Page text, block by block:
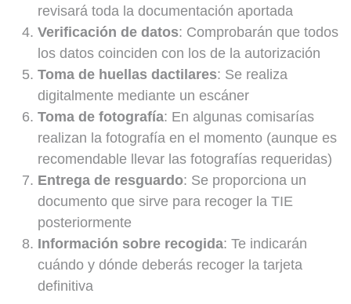
revisará toda la documentación aportada
Verificación de datos: Comprobarán que todos
los datos coinciden con los de la autorización
Toma de huellas dactilares: Se realiza
digitalmente mediante un escáner
Toma de fotografía: En algunas comisarías
realizan la fotografía en el momento (aunque es
recomendable llevar las fotografías requeridas)
Entrega de resguardo: Se proporciona un
documento que sirve para recoger la TIE
posteriormente
Información sobre recogida: Te indicarán
cuándo y dónde deberás recoger la tarjeta
definitiva